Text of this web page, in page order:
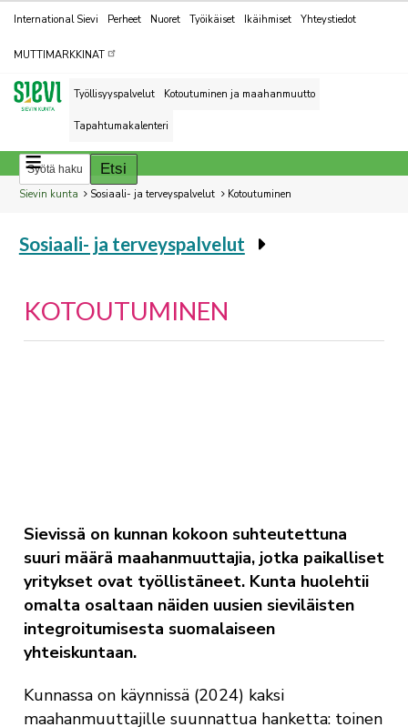
Kohderyhmät
International Sievi Perheet Nuoret Työikäiset Ikäihmiset Yhteystiedot
MUTTIMARKKINAT
Työllisyyspalvelut Kotoutuminen ja maahanmuutto
Tapahtumakalenteri
Breadcrumbs
You
here:
Sievin kunta Sosiaali- ja terveyspalvelut Kotoutuminen
You
Sosiaali- ja terveyspalvelut
KOTOUTUMINEN
Sievissä on kunnan kokoon suhteutettuna
suuri määrä maahanmuuttajia, jotka paikalliset
yritykset ovat työllistäneet. Kunta huolehtii
omalta osaltaan näiden uusien sieviläisten
integroitumisesta suomalaiseen
yhteiskuntaan.
Kunnassa on käynnissä (2024) kaksi
maahanmuuttajille suunnattua hanketta: toinen